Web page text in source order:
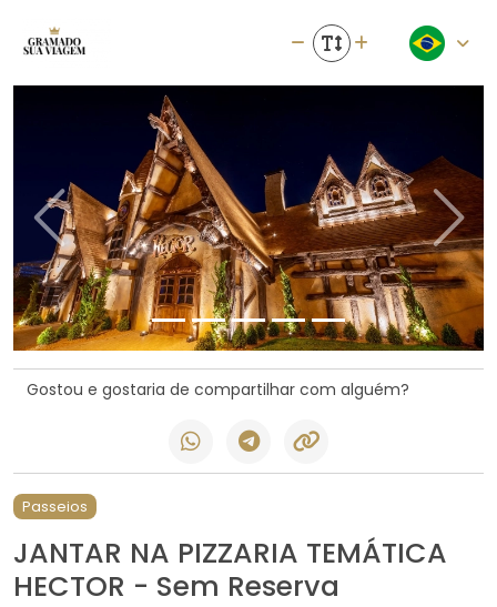
Previous Next
Gostou e gostaria de compartilhar com alguém?
Passeios
JANTAR NA PIZZARIA TEMÁTICA
HECTOR - Sem Reserva